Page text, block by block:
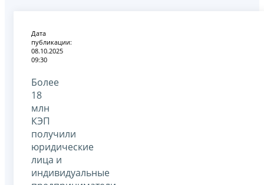
Дата
публикации:
08.10.2025
09:30
Более
18
млн
КЭП
получили
юридические
лица и
индивидуальные